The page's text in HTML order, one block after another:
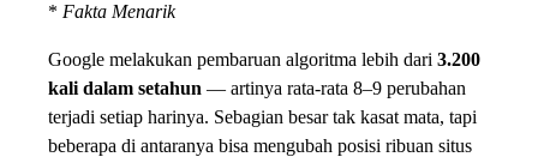
* Fakta Menarik
Google melakukan pembaruan algoritma lebih dari 3.200
kali dalam setahun — artinya rata-rata 8–9 perubahan
terjadi setiap harinya. Sebagian besar tak kasat mata, tapi
beberapa di antaranya bisa mengubah posisi ribuan situs